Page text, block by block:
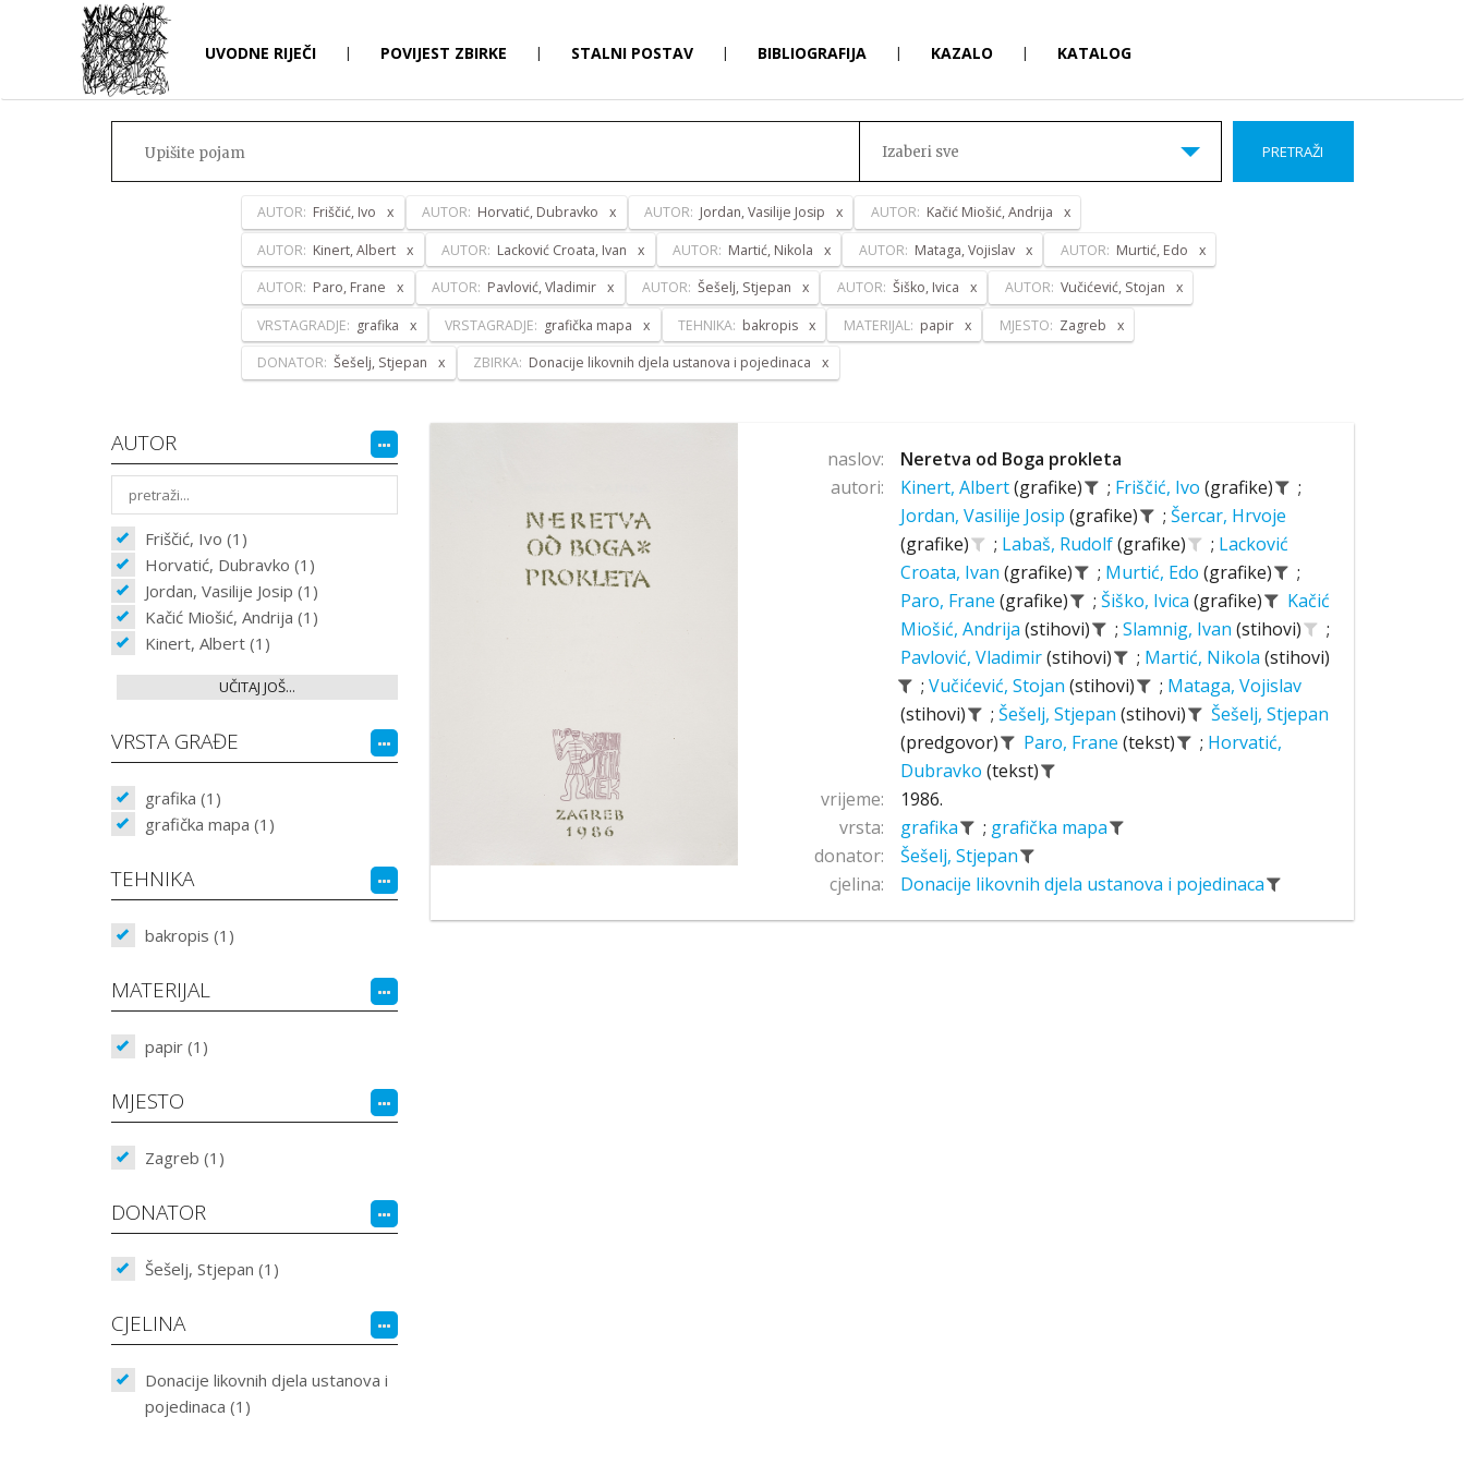
UVODNE RIJEČI | POVIJEST ZBIRKE | STALNI POSTAV | BIBLIOGRAFIJA | KAZALO | KATALOG
Izaberi sve PRETRAŽI
AUTOR: Friščić, Ivo AUTOR: Horvatić, Dubravko AUTOR: Jordan, Vasilije Josip AUTOR: Kačić Miošić, Andrija
AUTOR: Kinert, Albert AUTOR: Lacković Croata, Ivan AUTOR: Martić, Nikola AUTOR: Mataga, Vojislav AUTOR: Murtić, Edo
AUTOR: Paro, Frane AUTOR: Pavlović, Vladimir AUTOR: Šešelj, Stjepan AUTOR: Šiško, Ivica AUTOR: Vučićević, Stojan
VRSTAGRADJE: grafika VRSTAGRADJE: grafička mapa TEHNIKA: bakropis MATERIJAL: papir MJESTO: Zagreb
DONATOR: Šešelj, Stjepan ZBIRKA: Donacije likovnih djela ustanova i pojedinaca
AUTOR
Friščić, Ivo (1)
Horvatić, Dubravko (1)
Jordan, Vasilije Josip (1)
Kačić Miošić, Andrija (1)
Kinert, Albert (1)
UČITAJ JOŠ...
VRSTA GRAĐE
grafika (1)
grafička mapa (1)
TEHNIKA
bakropis (1)
MATERIJAL
papir (1)
MJESTO
Zagreb (1)
DONATOR
Šešelj, Stjepan (1)
CJELINA
Donacije likovnih djela ustanova i
pojedinaca (1)
naslov:
Neretva od Boga prokleta
autori:
Kinert, Albert(grafike) ; Friščić, Ivo (grafike)
;
Jordan, Vasilije Josip (grafike) ; Šercar, Hrvoje
(grafike)
; Labaš, Rudolf(grafike) ; Lacković
Croata, Ivan (grafike) ; Murtić, Edo (grafike)
;
Paro, Frane (grafike) ; Šiško, Ivica (grafike)
Kačić
Miošić, Andrija (stihovi) ; Slamnig, Ivan (stihovi)
;
Pavlović, Vladimir(stihovi) ; Martić, Nikola (stihovi)
; Vučićević, Stojan (stihovi) ; Mataga, Vojislav
(stihovi)
; Šešelj, Stjepan (stihovi)
Šešelj, Stjepan
(predgovor)
Paro, Frane (tekst) ; Horvatić,
Dubravko (tekst)
vrijeme:
1986.
vrsta:
grafika ; grafička mapa
donator:
Šešelj, Stjepan
cjelina:
Donacije likovnih djela ustanova i pojedinaca